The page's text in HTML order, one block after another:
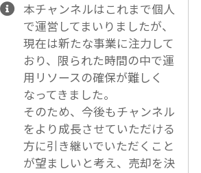
本チャンネルはこれまで個人
で運営してまいりましたが、
現在は新たな事業に注力して
おり、限られた時間の中で運
用リソースの確保が難しく
なってきました。
そのため、今後もチャンネル
をより成長させていただける
方に引き継いでいただくこと
が望ましいと考え、売却を決